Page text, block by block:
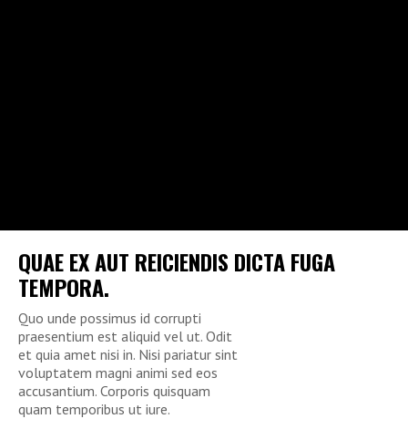
QUAE EX AUT REICIENDIS DICTA FUGA
TEMPORA.
Quo unde possimus id corrupti
praesentium est aliquid vel ut. Odit
et quia amet nisi in. Nisi pariatur sint
voluptatem magni animi sed eos
accusantium. Corporis quisquam
quam temporibus ut iure.